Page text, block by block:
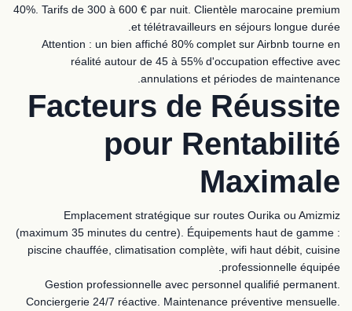
40%. Tarifs de 300 à 600 € par nuit. Clientèle marocaine premium
et télétravailleurs en séjours longue durée.
Attention : un bien affiché 80% complet sur Airbnb tourne en
réalité autour de 45 à 55% d'occupation effective avec
annulations et périodes de maintenance.
Facteurs de Réussite
pour Rentabilité
Maximale
Emplacement stratégique sur routes Ourika ou Amizmiz
(maximum 35 minutes du centre). Équipements haut de gamme :
piscine chauffée, climatisation complète, wifi haut débit, cuisine
professionnelle équipée.
Gestion professionnelle avec personnel qualifié permanent.
Conciergerie 24/7 réactive. Maintenance préventive mensuelle.